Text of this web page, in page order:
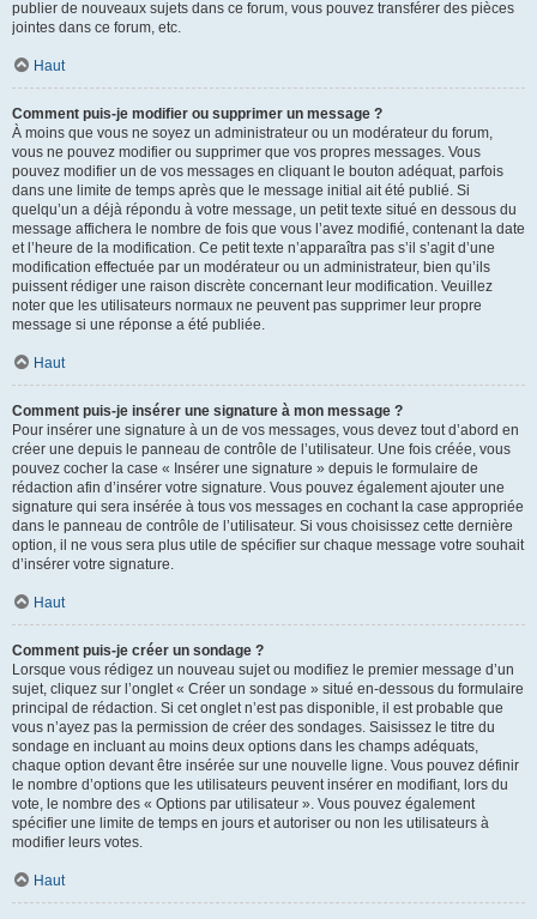
publier de nouveaux sujets dans ce forum, vous pouvez transférer des pièces
jointes dans ce forum, etc.
Haut
Comment puis-je modifier ou supprimer un message ?
À moins que vous ne soyez un administrateur ou un modérateur du forum,
vous ne pouvez modifier ou supprimer que vos propres messages. Vous
pouvez modifier un de vos messages en cliquant le bouton adéquat, parfois
dans une limite de temps après que le message initial ait été publié. Si
quelqu’un a déjà répondu à votre message, un petit texte situé en dessous du
message affichera le nombre de fois que vous l’avez modifié, contenant la date
et l’heure de la modification. Ce petit texte n’apparaîtra pas s’il s’agit d’une
modification effectuée par un modérateur ou un administrateur, bien qu’ils
puissent rédiger une raison discrète concernant leur modification. Veuillez
noter que les utilisateurs normaux ne peuvent pas supprimer leur propre
message si une réponse a été publiée.
Haut
Comment puis-je insérer une signature à mon message ?
Pour insérer une signature à un de vos messages, vous devez tout d’abord en
créer une depuis le panneau de contrôle de l’utilisateur. Une fois créée, vous
pouvez cocher la case « Insérer une signature » depuis le formulaire de
rédaction afin d’insérer votre signature. Vous pouvez également ajouter une
signature qui sera insérée à tous vos messages en cochant la case appropriée
dans le panneau de contrôle de l’utilisateur. Si vous choisissez cette dernière
option, il ne vous sera plus utile de spécifier sur chaque message votre souhait
d’insérer votre signature.
Haut
Comment puis-je créer un sondage ?
Lorsque vous rédigez un nouveau sujet ou modifiez le premier message d’un
sujet, cliquez sur l’onglet « Créer un sondage » situé en-dessous du formulaire
principal de rédaction. Si cet onglet n’est pas disponible, il est probable que
vous n’ayez pas la permission de créer des sondages. Saisissez le titre du
sondage en incluant au moins deux options dans les champs adéquats,
chaque option devant être insérée sur une nouvelle ligne. Vous pouvez définir
le nombre d’options que les utilisateurs peuvent insérer en modifiant, lors du
vote, le nombre des « Options par utilisateur ». Vous pouvez également
spécifier une limite de temps en jours et autoriser ou non les utilisateurs à
modifier leurs votes.
Haut